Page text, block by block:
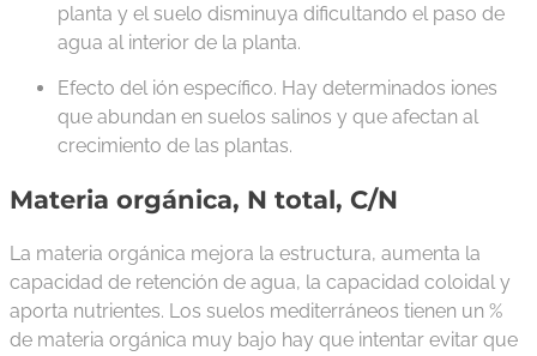
planta y el suelo disminuya dificultando el paso de
agua al interior de la planta.
Efecto del ión específico. Hay determinados iones
que abundan en suelos salinos y que afectan al
crecimiento de las plantas.
Materia orgánica, N total, C/N
La materia orgánica mejora la estructura, aumenta la
capacidad de retención de agua, la capacidad coloidal y
aporta nutrientes. Los suelos mediterráneos tienen un %
de materia orgánica muy bajo hay que intentar evitar que